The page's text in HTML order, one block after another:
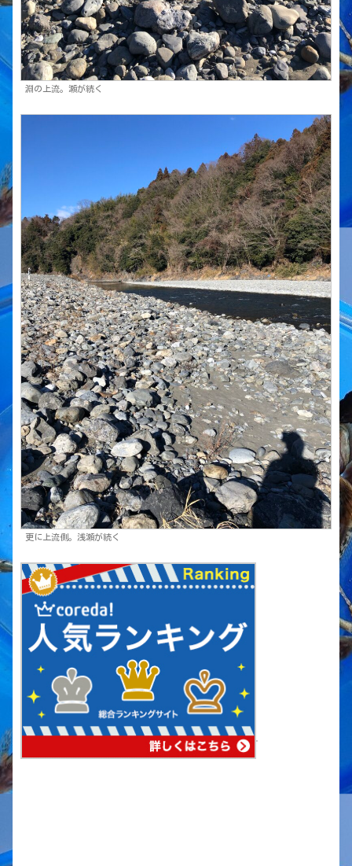
淵の上流。瀬が続く
更に上流側。浅瀬が続く